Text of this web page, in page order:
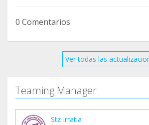
seguimos necesitando de tu
lo largo del mes de Julio (2017)
inicio de la nueva temporada en
0 Comentarios
Ver todas las
Teaming Manager
Stz Irratia